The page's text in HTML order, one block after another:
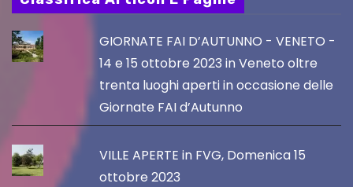
GIORNATE FAI D’AUTUNNO - VENETO -
14 e 15 ottobre 2023 in Veneto oltre
trenta luoghi aperti in occasione delle
Giornate FAI d’Autunno
VILLE APERTE in FVG, Domenica 15
ottobre 2023